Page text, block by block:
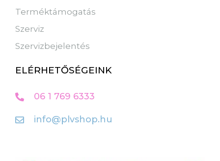
Terméktámogatás
Szerviz
Szervizbejelentés
ELÉRHETŐSÉGEINK
06 1 769 6333
info@plvshop.hu